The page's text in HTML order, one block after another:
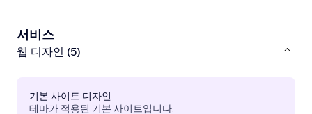
서비스
웹 디자인 (5)
기본 사이트 디자인
테마가 적용된 기본 사이트입니다.